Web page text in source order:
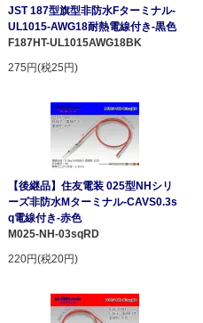
JST 187型旗型非防水Fターミナル-
UL1015-AWG18耐熱電線付き-黒色
F187HT-UL1015AWG18BK
275円(税25円)
【後継品】住友電装 025型NHシリ
ーズ非防水Mターミナル-CAVS0.3s
q電線付き-赤色
M025-NH-03sqRD
220円(税20円)